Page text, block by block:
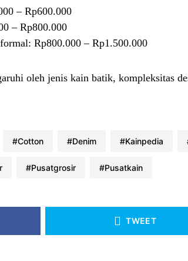
– Rp600.000
– Rp800.000
Rp800.000 – Rp1.500.000
oleh jenis kain batik, kompleksitas
#cotton #denim #kainpedia
#pusatgrosir #pusatkain
TWEET